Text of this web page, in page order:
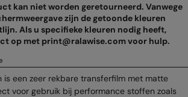
kan niet worden geretourneerd. Vanwege
zijn de getoonde kleuren
Als u specifieke kleuren nodig heeft,
op met print@ralawise.com voor hulp.
is een zeer rekbare transferfilm met matte
voor gebruik bij performance stoffen zoals